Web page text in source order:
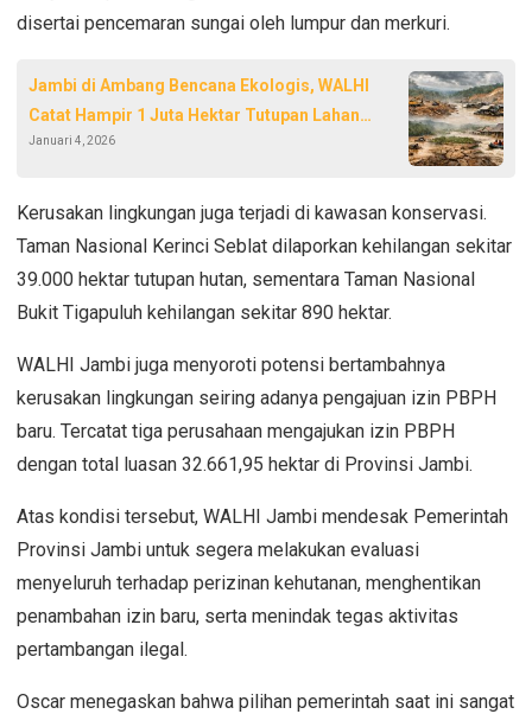
disertai pencemaran sungai oleh lumpur dan merkuri.
Jambi di Ambang Bencana Ekologis, WALHI
Catat Hampir 1 Juta Hektar Tutupan Lahan
Hilang
Januari 4, 2026
Kerusakan lingkungan juga terjadi di kawasan konservasi.
Taman Nasional Kerinci Seblat dilaporkan kehilangan sekitar
39.000 hektar tutupan hutan, sementara Taman Nasional
Bukit Tigapuluh kehilangan sekitar 890 hektar.
WALHI Jambi juga menyoroti potensi bertambahnya
kerusakan lingkungan seiring adanya pengajuan izin PBPH
baru. Tercatat tiga perusahaan mengajukan izin PBPH
dengan total luasan 32.661,95 hektar di Provinsi Jambi.
Atas kondisi tersebut, WALHI Jambi mendesak Pemerintah
Provinsi Jambi untuk segera melakukan evaluasi
menyeluruh terhadap perizinan kehutanan, menghentikan
penambahan izin baru, serta menindak tegas aktivitas
pertambangan ilegal.
Oscar menegaskan bahwa pilihan pemerintah saat ini sangat